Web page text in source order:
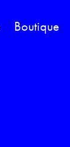
Boutique